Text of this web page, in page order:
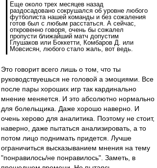
Еще около трех месяцев назад
раздосадовано сокрушался об уровне любого
футболиста нашей команды и без сожаления
готов был с любым расстаться. А сейчас,
откровенно говоря, очень бы сожалел
пропусти ближайший матч допустим
Глушаков или Боккетти, Комбаров Д. или
Мовсисян, любого стало жаль, вот ведь.
Это говорит всего лишь о том, что ты
руководствуешься не головой а эмоциями. Все
после пары хороших игр так кардинально
мнение меняется. И это абсолютно нормально
для болельщика. Даже хорошо наверно. И
очень херово для аналитика. Поэтому не стоит,
наверно, даже пытаться анализировать, а то
потом лицо поднимать придется. Лучше
ограничиться высказыванием мнения на тему
"понравилось/не понравилось". Заметь, в